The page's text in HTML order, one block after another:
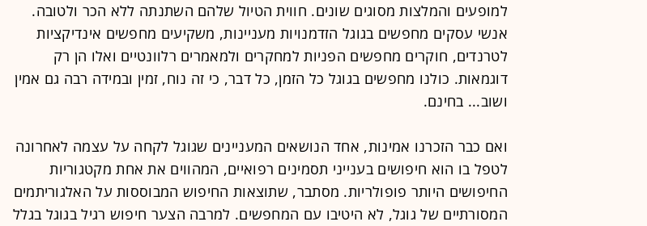
למופעים והמלצות מסוגים שונים. חווית הטיול שלהם השתנתה ללא הכר ולטובה.
אנשי עסקים מחפשים בגוגל הזדמנויות מעניינות, משקיעים מחפשים אינדיקציות
לטרנדים, חוקרים מחפשים הפניות למחקרים ולמאמרים רלוונטיים ואלו הן רק
דוגמאות. כולנו מחפשים בגוגל כל הזמן, כל דבר, כי זה נוח, זמין ובמידה רבה גם אמין
ושוב... בחינם.
ואם כבר הזכרנו אמינות, אחד הנושאים המעניינים שגוגל לקחה על עצמה לאחרונה
לטפל בו הוא חיפושים בענייני תסמינים רפואיים, המהווים את אחת מקטגוריות
החיפושים היותר פופולריות. מסתבר, שתוצאות החיפוש המבוססות על האלגוריתמים
המסורתיים של גוגל, לא היטיבו עם המחפשים. למרבה הצער חיפוש רגיל בגוגל בגלל